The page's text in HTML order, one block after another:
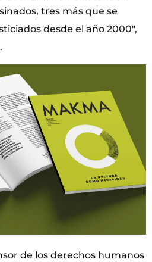
tres más que se
desde el año 2000″,
de los derechos humanos